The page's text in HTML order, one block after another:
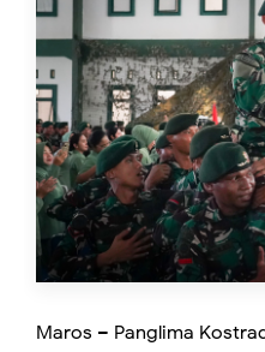
Maros – Panglima